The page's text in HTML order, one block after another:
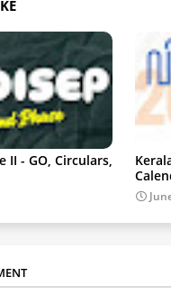
II - GO, Circulars,